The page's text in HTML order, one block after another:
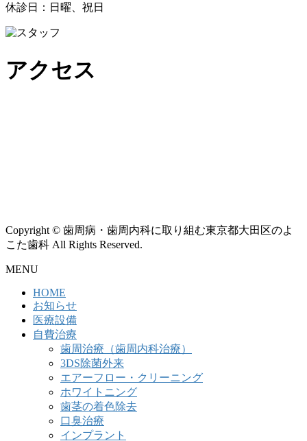
休診日：日曜、祝日
アクセス
Copyright © 歯周病・歯周内科に取り組む東京都大田区のよ
こた歯科 All Rights Reserved.
MENU
HOME
お知らせ
医療設備
自費治療
歯周治療（歯周内科治療）
3DS除菌外来
エアーフロー・クリーニング
ホワイトニング
歯茎の着色除去
口臭治療
インプラント